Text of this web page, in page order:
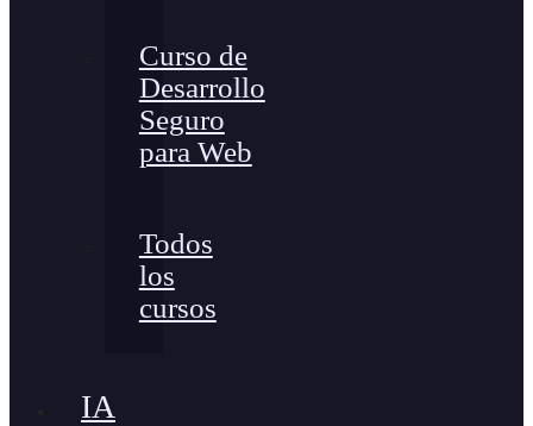
Curso de
Desarrollo
Seguro
para Web
Todos
los
cursos
IA